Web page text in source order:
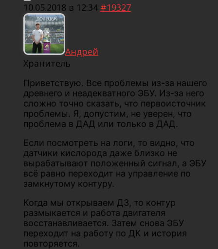
10.05.2018 в 12:34 #19327
Андрей
Хранитель
Приветствую. Все проблемы из-за нашего
древнего и неадекватного ЭБУ. Из-за него
сложно точно сказать, что первоисточник
проблемы. Я, допустим, не уверен, что
проблема в ДАД или только в ДАД.
Если посмотреть на логи, то видно, что
датчики кислорода даже близко не
вырабатывают положенный сигнал, а ЭБУ
всё равно переходит на управление по
замкнутому контуру.
Когда мы открываем ДЗ, то контур
размыкается и работа двигателя
восстанавливается. Затем снова ЭБУ
переходит на работу по ДК и история
повторяется.